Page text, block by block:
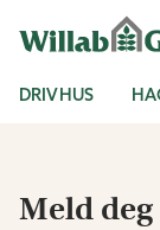
DRIVHUS
Meld